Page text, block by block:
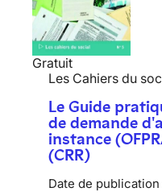
Gratuit
Les Cahiers du
Le Guide
de demande
instance
(CRR)
Date de publication